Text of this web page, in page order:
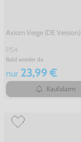
Axiom Verge (DE Version)
Bald wieder da
nur23,99 €
Kaufalarm